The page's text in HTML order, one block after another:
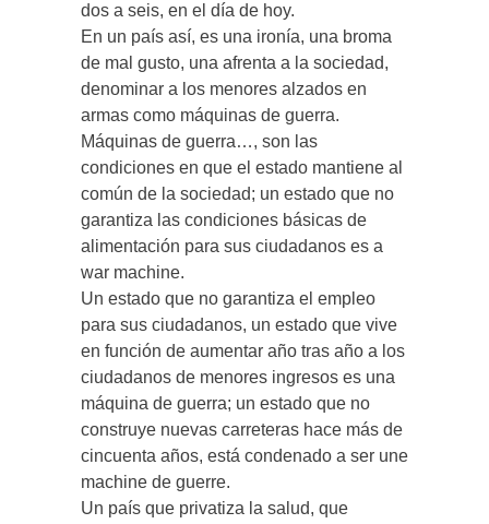
dos a seis, en el día de hoy.
En un país así, es una ironía, una broma
de mal gusto, una afrenta a la sociedad,
denominar a los menores alzados en
armas como máquinas de guerra.
Máquinas de guerra…, son las
condiciones en que el estado mantiene al
común de la sociedad; un estado que no
garantiza las condiciones básicas de
alimentación para sus ciudadanos es a
war machine.
Un estado que no garantiza el empleo
para sus ciudadanos, un estado que vive
en función de aumentar año tras año a los
ciudadanos de menores ingresos es una
máquina de guerra; un estado que no
construye nuevas carreteras hace más de
cincuenta años, está condenado a ser une
machine de guerre.
Un país que privatiza la salud, que